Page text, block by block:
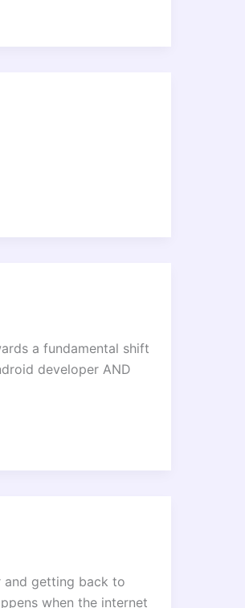
a fundamental shift
developer AND
and getting back to
when the internet